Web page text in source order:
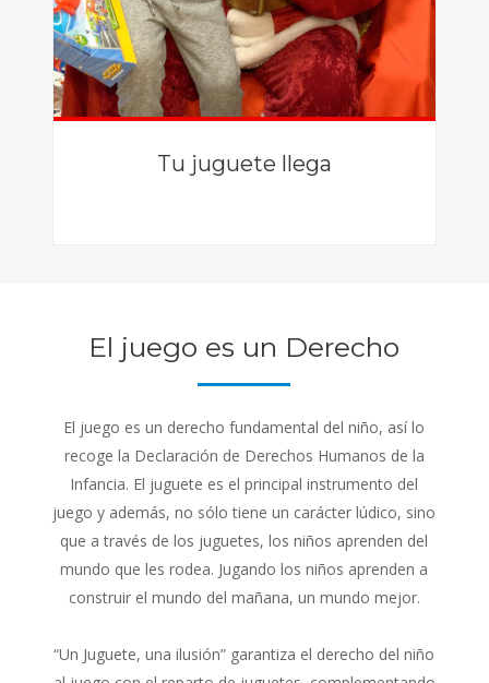
Tu juguete llega
El juego es un Derecho
El juego es un derecho fundamental del niño, así lo
recoge la Declaración de Derechos Humanos de la
Infancia. El juguete es el principal instrumento del
juego y además, no sólo tiene un carácter lúdico, sino
que a través de los juguetes, los niños aprenden del
mundo que les rodea. Jugando los niños aprenden a
construir el mundo del mañana, un mundo mejor.
“Un Juguete, una ilusión” garantiza el derecho del niño